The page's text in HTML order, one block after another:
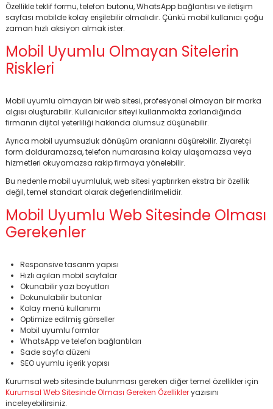
BİNT AJANS
Özellikle teklif formu, telefon butonu, WhatsApp bağlantısı ve iletişim
sayfası mobilde kolay erişilebilir olmalıdır. Çünkü mobil kullanıcı çoğu
zaman hızlı aksiyon almak ister.
Mobil Uyumlu Olmayan Sitelerin
Riskleri
Mobil uyumlu olmayan bir web sitesi, profesyonel olmayan bir marka
algısı oluşturabilir. Kullanıcılar siteyi kullanmakta zorlandığında
firmanın dijital yeterliliği hakkında olumsuz düşünebilir.
Ayrıca mobil uyumsuzluk dönüşüm oranlarını düşürebilir. Ziyaretçi
form dolduramazsa, telefon numarasına kolay ulaşamazsa veya
hizmetleri okuyamazsa rakip firmaya yönelebilir.
Bu nedenle mobil uyumluluk, web sitesi yaptırırken ekstra bir özellik
değil, temel standart olarak değerlendirilmelidir.
Mobil Uyumlu Web Sitesinde Olması
Gerekenler
Responsive tasarım yapısı
Hızlı açılan mobil sayfalar
Okunabilir yazı boyutları
Dokunulabilir butonlar
Kolay menü kullanımı
Optimize edilmiş görseller
Mobil uyumlu formlar
WhatsApp ve telefon bağlantıları
Sade sayfa düzeni
SEO uyumlu içerik yapısı
Kurumsal web sitesinde bulunması gereken diğer temel özellikler için
Kurumsal Web Sitesinde Olması Gereken Özellikleryazısını
inceleyebilirsiniz.